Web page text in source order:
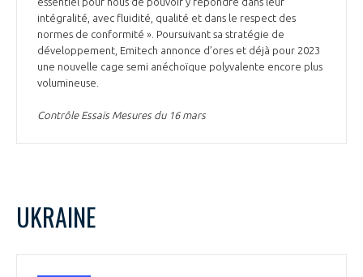
intégralité, avec fluidité, qualité et dans le respect des
normes de conformité ». Poursuivant sa stratégie de
développement, Emitech annonce d’ores et déjà pour 2023
une nouvelle cage semi anéchoïque polyvalente encore plus
volumineuse.
Contrôle Essais Mesures du 16 mars
UKRAINE